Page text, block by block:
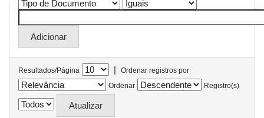
Resultados/Página |
Ordenar registros por
Ordenar
Registro(s)